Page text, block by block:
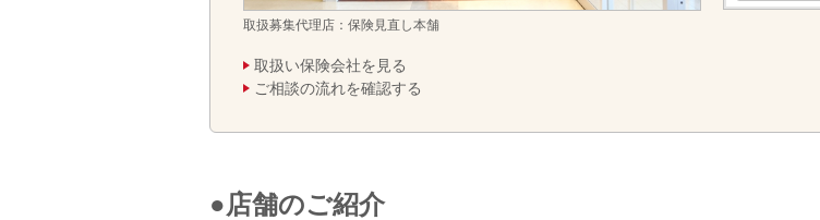
取扱募集代理店：保険見直し本舗
取扱い保険会社を見る
ご相談の流れを確認する
●店舗のご紹介